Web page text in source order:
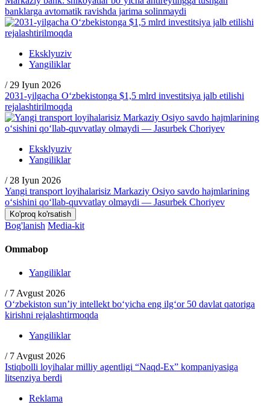
banklarga avtomatik ravishda jarima solinmaydi
Eksklyuziv
Yangiliklar
/ 29 Iyun 2026
2031-yilgacha O‘zbekistonga $1,5 mlrd investitsiya jalb etilishi
rejalashtirilmoqda
Eksklyuziv
Yangiliklar
/ 28 Iyun 2026
Yangi transport loyihalarisiz Markaziy Osiyo savdo hajmlarining
o‘sishini qo‘llab-quvvatlay olmaydi — Jasurbek Choriyev
Ko'proq ko'rsatish
Bog'lanish Media-kit
Ommabop
Yangiliklar
/ 7 Avgust 2026
O‘zbekiston sun’iy intellekt bo‘yicha eng ilg‘or 50 davlat qatoriga
kirishni rejalashtirmoqda
Yangiliklar
/ 7 Avgust 2026
Istiqbolli loyihalar milliy agentligi “Naqd-Ex” kompaniyasiga
litsenziya berdi
Reklama